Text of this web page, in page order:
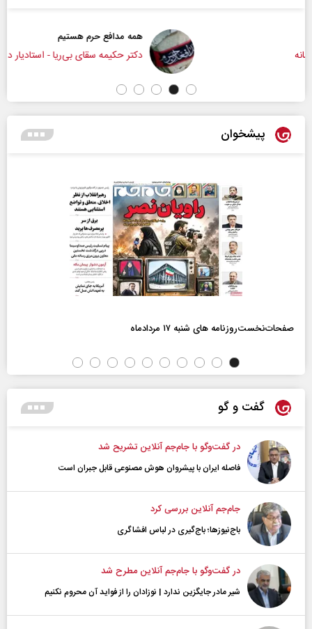
همه مدافع حرم هستیم
دکتر حکیمه سقای بی‌ریا - استادیار دانشگاه تهران
پیشخوان
صفحات‌نخست‌روزنامه ها‌ی شنبه ۱۷ مردادماه
گفت و گو
در گفت‌و‌گو با جام‌جم آنلاین تشریح شد
فاصله ایران با پیشرو‌ان هوش مصنوعی قابل جبران است
جام‌جم آنلاین بررسی کرد
باج‌نیوزها؛ باج‌گیری در لباس افشاگری
در گفت‌و‌گو با جام‌جم آنلاین مطرح شد
شیر مادر جایگزین ندارد | نوزادان را از فواید آن محروم نکنیم